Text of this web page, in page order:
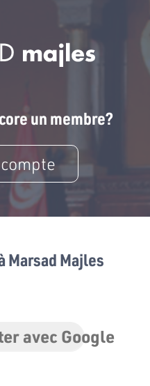
un membre?
Marsad Majles
avec Google